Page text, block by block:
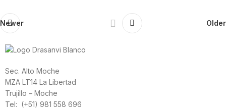
Newer Older
Sec. Alto Moche
MZA LT14 La Libertad
Trujillo – Moche
Tel: (+51) 981 558 696